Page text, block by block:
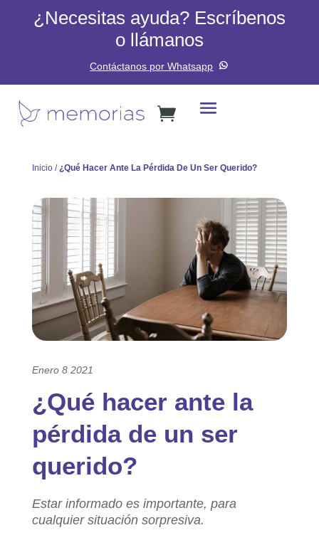
¿Necesitas ayuda? Escríbenos
o llámanos
Contáctanos por Whatsapp
Inicio/¿Qué Hacer Ante La Pérdida De Un Ser Querido?
Enero 8 2021
¿Qué hacer ante la
pérdida de un ser
querido?
Estar informado es importante, para
cualquier situación sorpresiva.